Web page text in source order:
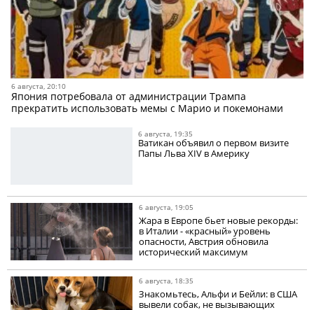
6 августа, 20:10
Япония потребовала от администрации Трампа
прекратить использовать мемы с Марио и покемонами
6 августа, 19:35
Ватикан объявил о первом визите
Папы Льва XIV в Америку
6 августа, 19:05
Жара в Европе бьет новые рекорды:
в Италии - «красный» уровень
опасности, Австрия обновила
исторический максимум
6 августа, 18:35
Знакомьтесь, Альфи и Бейли: в США
вывели собак, не вызывающих